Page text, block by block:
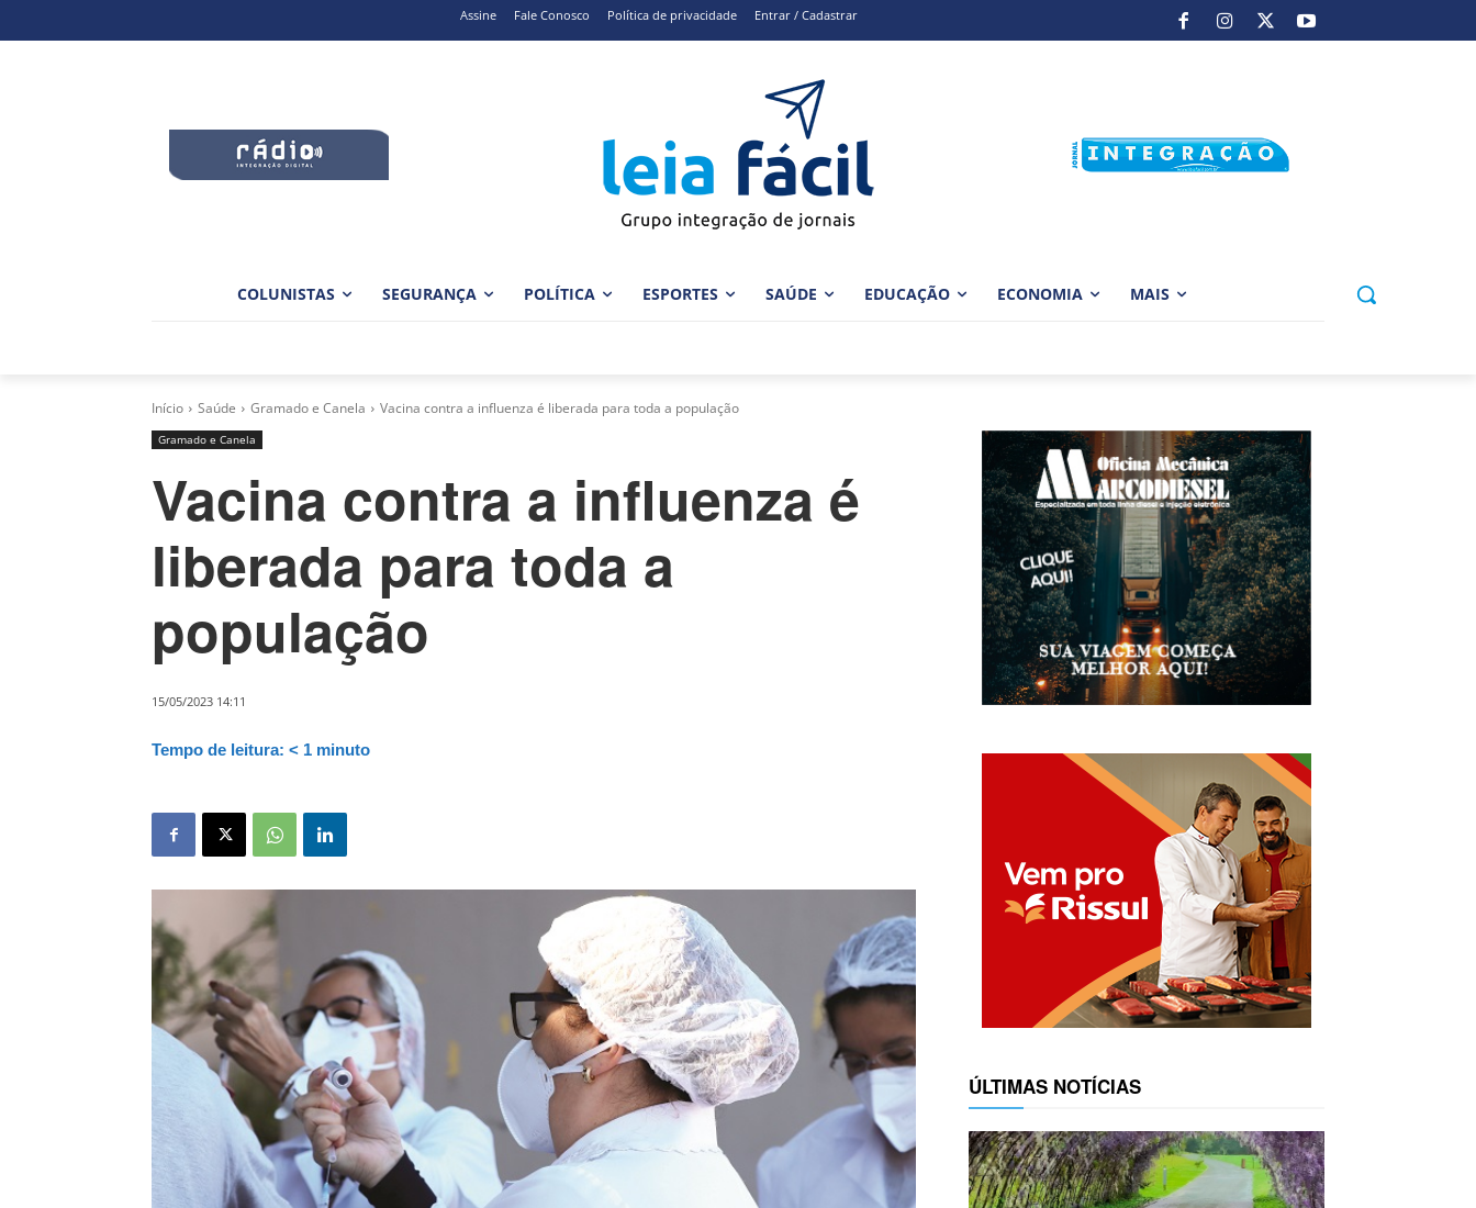
Assine Fale Conosco Política de privacidade Entrar / Cadastrar
COLUNISTAS SEGURANÇA POLÍTICA ESPORTES SAÚDE EDUCAÇÃO ECONOMIA MAIS
Início Saúde Gramado e Canela Vacina contra a influenza é liberada para toda a população
Gramado e Canela
Vacina contra a influenza é
liberada para toda a
população
15/05/2023 14:11
Tempo de leitura: < 1 minuto
ÚLTIMAS NOTÍCIAS